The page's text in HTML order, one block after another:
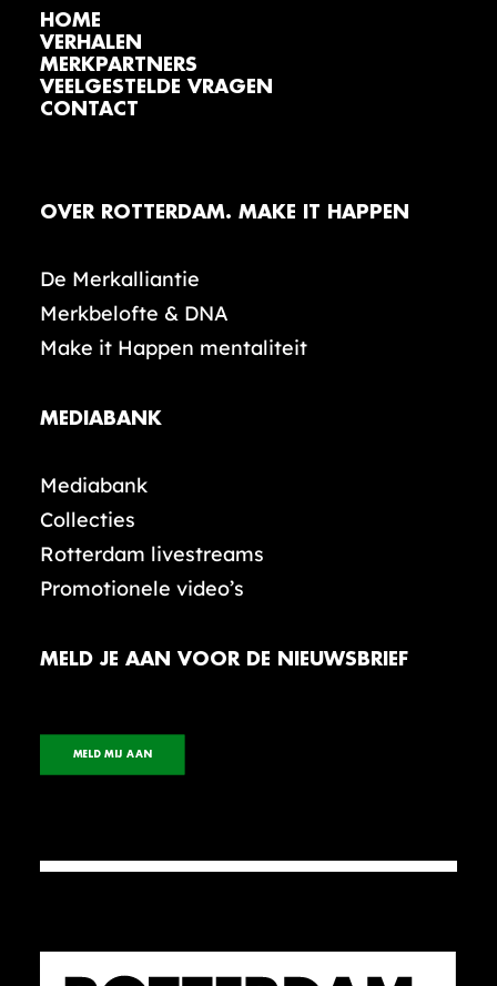
HOME
VERHALEN
MERKPARTNERS
VEELGESTELDE VRAGEN
CONTACT
OVER ROTTERDAM. MAKE IT HAPPEN
De Merkalliantie
Merkbelofte & DNA
Make it Happen mentaliteit
MEDIABANK
Mediabank
Collecties
Rotterdam livestreams
Promotionele video’s
MELD JE AAN VOOR DE NIEUWSBRIEF
MELD MIJ AAN